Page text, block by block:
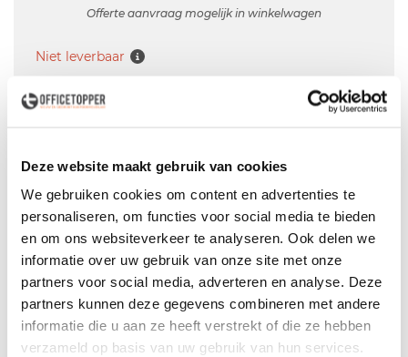
Deze website maakt gebruik van cookies
We gebruiken cookies om content en advertenties te
personaliseren, om functies voor social media te bieden
en om ons websiteverkeer te analyseren. Ook delen we
informatie over uw gebruik van onze site met onze
partners voor social media, adverteren en analyse. Deze
partners kunnen deze gegevens combineren met andere
informatie die u aan ze heeft verstrekt of die ze hebben
verzameld op basis van uw gebruik van hun services.
Offerte aanvraag mogelijk in winkelwagen
Niet leverbaar
ProfessioneleBezorg- en Montageservice
Omschrijving
. werk niet